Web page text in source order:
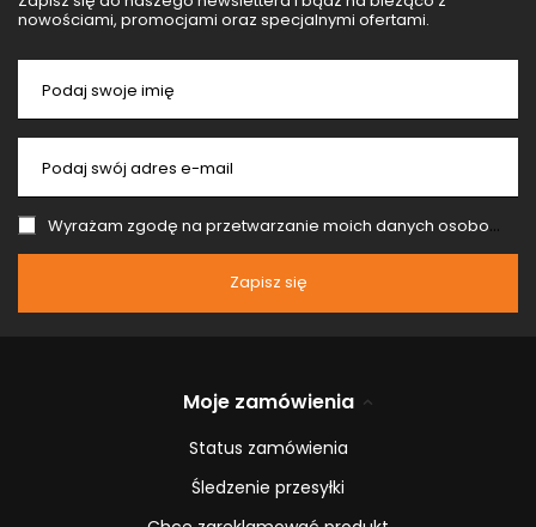
nowościami, promocjami oraz specjalnymi ofertami.
Podaj swoje imię
Podaj swój adres e-mail
Wyrażam zgodę na przetwarzanie moich danych osobowych (adres e-mail) na potrzeby wysyłki newslettera z informacją handlową (marketing). Więcej w
Zapisz się
Moje zamówienia
Status zamówienia
Śledzenie przesyłki